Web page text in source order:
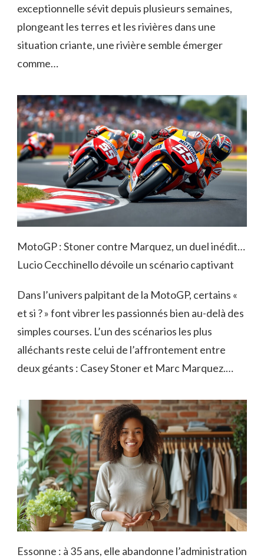
exceptionnelle sévit depuis plusieurs semaines,
plongeant les terres et les rivières dans une
situation criante, une rivière semble émerger
comme…
MotoGP : Stoner contre Marquez, un duel inédit…
Lucio Cecchinello dévoile un scénario captivant
Dans l’univers palpitant de la MotoGP, certains «
et si ? » font vibrer les passionnés bien au-delà des
simples courses. L’un des scénarios les plus
alléchants reste celui de l’affrontement entre
deux géants : Casey Stoner et Marc Marquez.…
Essonne : à 35 ans, elle abandonne l’administration